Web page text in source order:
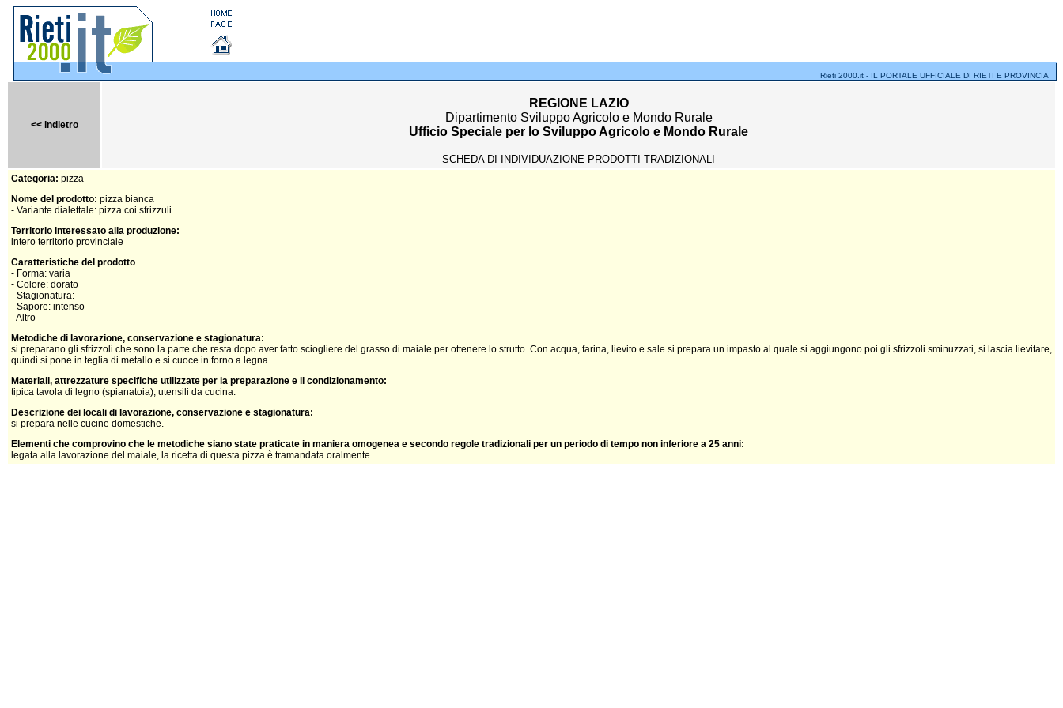
Rieti 2000.it - IL PORTALE UFFICIALE DI RIETI E PROVINCIA
<< indietro
REGIONE LAZIO
Dipartimento Sviluppo Agricolo e Mondo Rurale
Ufficio Speciale per lo Sviluppo Agricolo e Mondo Rurale
SCHEDA DI INDIVIDUAZIONE PRODOTTI TRADIZIONALI
Categoria: pizza
Nome del prodotto: pizza bianca
- Variante dialettale: pizza coi sfrizzuli
Territorio interessato alla produzione:
intero territorio provinciale
Caratteristiche del prodotto
- Forma: varia
- Colore: dorato
- Stagionatura:
- Sapore: intenso
- Altro
Metodiche di lavorazione, conservazione e stagionatura:
si preparano gli sfrizzoli che sono la parte che resta dopo aver fatto sciogliere del grasso di maiale per ottenere lo strutto. Con acqua, farina, lievito e sale si prepara un impasto al quale si aggiungono poi gli sfrizzoli sminuzzati, si lascia lievitare,
quindi si pone in teglia di metallo e si cuoce in forno a legna.
Materiali, attrezzature specifiche utilizzate per la preparazione e il condizionamento:
tipica tavola di legno (spianatoia), utensili da cucina.
Descrizione dei locali di lavorazione, conservazione e stagionatura:
si prepara nelle cucine domestiche.
Elementi che comprovino che le metodiche siano state praticate in maniera omogenea e secondo regole tradizionali per un periodo di tempo non inferiore a 25 anni:
legata alla lavorazione del maiale, la ricetta di questa pizza è tramandata oralmente.